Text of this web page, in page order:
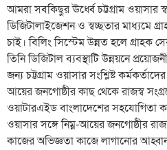
আমরা সবকিছুর ঊর্ধ্বে চট্টগ্রাম ওয়াসার
ডিজিটালাইজেশন ও স্বচ্ছতার মাধ্যমে
চাই। বিলিং সিস্টেম উন্নত হলে গ্রাহক
তিনি ডিজিটাল ব্যবস্থাটি উন্নয়নে
জন্য চট্টগ্রাম ওয়াসার সংশ্লিষ্ট
আয়ের জনগোষ্ঠীর কাছ থেকে রাজস্ব
ওয়াটারএইড বাংলাদেশের সহযোগিতা
ওয়াসার সঙ্গে নিম্ন-আয়ের জনগোষ্ঠীর
কাজের অভিজ্ঞতা কাজে লাগানোর